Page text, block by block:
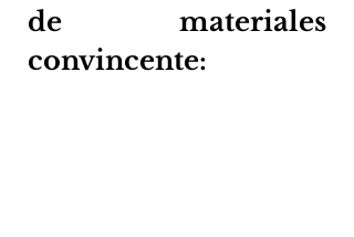
de materiales
convincente: